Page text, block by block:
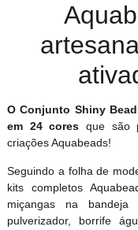
O Conjunto Shiny
em 24 cores que são
criações Aquabeads!
Seguindo a folha de
kits completos
miçangas na
pulverizador, borrife